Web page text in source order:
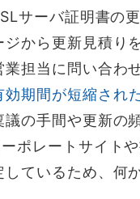
サーバ証明書の
ジから更新見積り
業担当に問い合わ
効期間が短縮され
議の手間や更新の
ポレートサイト
ているため、何